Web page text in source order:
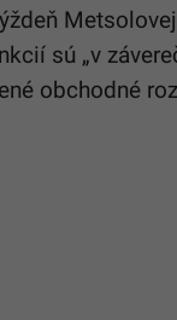
sú „v
obchodné